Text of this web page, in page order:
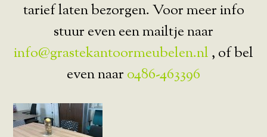
tarief laten bezorgen. Voor meer info
stuur even een mailtje naar
info@grastekantoormeubelen.nl , of bel
even naar 0486-463396